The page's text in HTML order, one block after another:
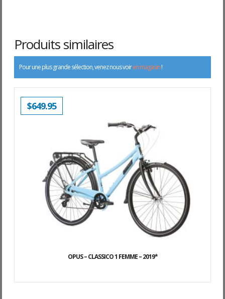
Produits similaires
Pour une plus grande sélection, venez nous voiren magasin!
OPUS – CLASSICO 1 FEMME – 2019*
$649.95